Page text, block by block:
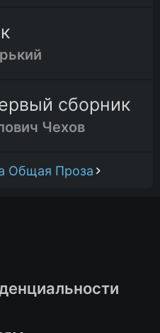
сборник
Чехов
Общая Проза